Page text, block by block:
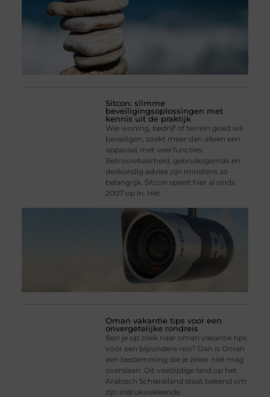
Sitcon: slimme
beveiligingsoplossingen met
kennis uit de praktijk
Wie woning, bedrijf of terrein goed wil
beveiligen, zoekt meer dan alleen een
apparaat met veel functies.
Betrouwbaarheid, gebruiksgemak en
deskundig advies zijn minstens zo
belangrijk. Sitcon speelt hier al sinds
2007 op in. Het
Oman vakantie tips voor een
onvergetelijke rondreis
Ben je op zoek naar oman vakantie tips
voor een bijzondere reis? Dan is Oman
een bestemming die je zeker niet mag
overslaan. Dit veelzijdige land op het
Arabisch Schiereiland staat bekend om
zijn indrukwekkende